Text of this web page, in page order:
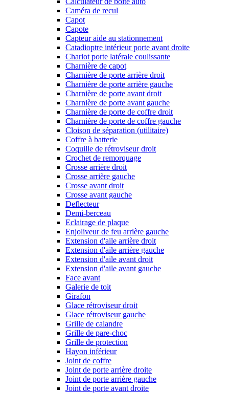
Caméra de recul
Capot
Capote
Capteur aide au stationnement
Catadioptre intérieur porte avant droite
Chariot porte latérale coulissante
Charnière de capot
Charnière de porte arrière droit
Charnière de porte arrière gauche
Charnière de porte avant droit
Charnière de porte avant gauche
Charnière de porte de coffre droit
Charnière de porte de coffre gauche
Cloison de séparation (utilitaire)
Coffre à batterie
Coquille de rétroviseur droit
Crochet de remorquage
Crosse arrière droit
Crosse arrière gauche
Crosse avant droit
Crosse avant gauche
Deflecteur
Demi-berceau
Eclairage de plaque
Enjoliveur de feu arrière gauche
Extension d'aile arrière droit
Extension d'aile arrière gauche
Extension d'aile avant droit
Extension d'aile avant gauche
Face avant
Galerie de toit
Girafon
Glace rétroviseur droit
Glace rétroviseur gauche
Grille de calandre
Grille de pare-choc
Grille de protection
Hayon inférieur
Joint de coffre
Joint de porte arrière droite
Joint de porte arrière gauche
Joint de porte avant droite